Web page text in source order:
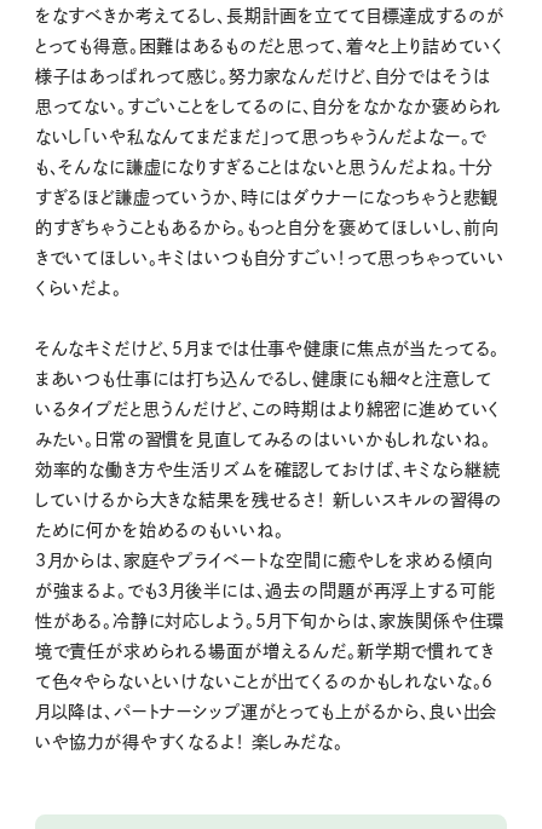
をなすべきか考えてるし、長期計画を立てて目標達成するのが
とっても得意。困難はあるものだと思って、着々と上り詰めていく
様子はあっぱれって感じ。努力家なんだけど、自分ではそうは
思ってない。すごいことをしてるのに、自分をなかなか褒められ
ないし「いや私なんてまだまだ」って思っちゃうんだよなー。で
も、そんなに謙虚になりすぎることはないと思うんだよね。十分
すぎるほど謙虚っていうか、時にはダウナーになっちゃうと悲観
的すぎちゃうこともあるから。もっと自分を褒めてほしいし、前向
きでいてほしい。キミはいつも自分すごい！って思っちゃっていい
くらいだよ。
そんなキミだけど、5月までは仕事や健康に焦点が当たってる。
まあいつも仕事には打ち込んでるし、健康にも細々と注意して
いるタイプだと思うんだけど、この時期はより綿密に進めていく
みたい。日常の習慣を見直してみるのはいいかもしれないね。
効率的な働き方や生活リズムを確認しておけば、キミなら継続
していけるから大きな結果を残せるさ！ 新しいスキルの習得の
ために何かを始めるのもいいね。
3月からは、家庭やプライベートな空間に癒やしを求める傾向
が強まるよ。でも3月後半には、過去の問題が再浮上する可能
性がある。冷静に対応しよう。5月下旬からは、家族関係や住環
境で責任が求められる場面が増えるんだ。新学期で慣れてき
て色々やらないといけないことが出てくるのかもしれないな。6
月以降は、パートナーシップ運がとっても上がるから、良い出会
いや協力が得やすくなるよ！ 楽しみだな。